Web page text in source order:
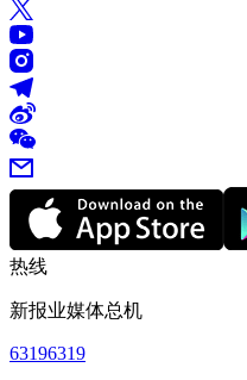
热线
新报业媒体总机
63196319